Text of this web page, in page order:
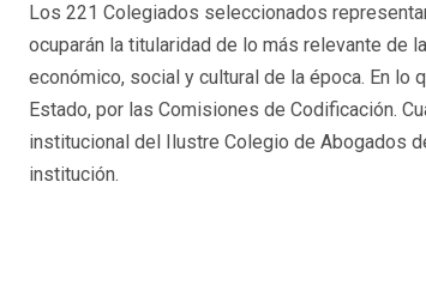
Los 221 Colegiados seleccionados
ocuparán la titularidad de lo más relevante de
económico, social y cultural de la época. En lo
Estado, por las Comisiones de Codificación.
institucional del Ilustre Colegio de Abogados
institución.